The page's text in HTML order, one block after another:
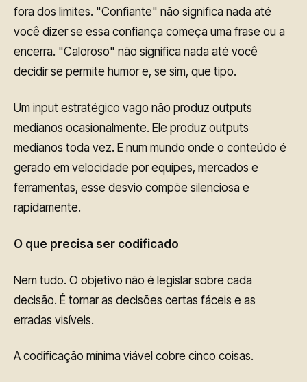
fora dos limites. "Confiante" não significa nada até
você dizer se essa confiança começa uma frase ou a
encerra. "Caloroso" não significa nada até você
decidir se permite humor e, se sim, que tipo.
Um input estratégico vago não produz outputs
medianos ocasionalmente. Ele produz outputs
medianos toda vez. E num mundo onde o conteúdo é
gerado em velocidade por equipes, mercados e
ferramentas, esse desvio compõe silenciosa e
rapidamente.
O que precisa ser codificado
Nem tudo. O objetivo não é legislar sobre cada
decisão. É tornar as decisões certas fáceis e as
erradas visíveis.
A codificação mínima viável cobre cinco coisas.